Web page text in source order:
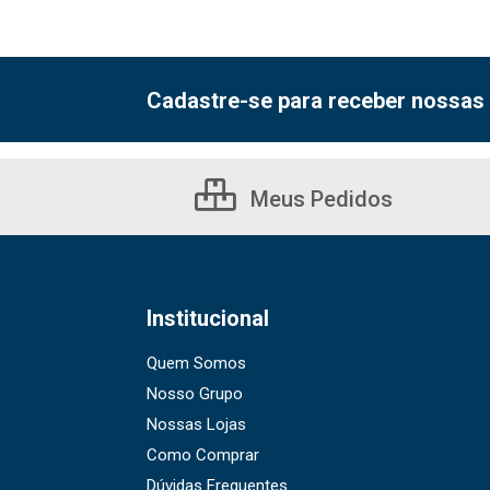
Cadastre-se para receber
Meus Pedidos
Institucional
Quem Somos
Nosso Grupo
Nossas Lojas
Como Comprar
Dúvidas Frequentes